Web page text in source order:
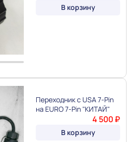
В корзину
Переходник с USA 7-Pin
на EURO 7-Pin "КИТАЙ"
4 500 ₽
В корзину